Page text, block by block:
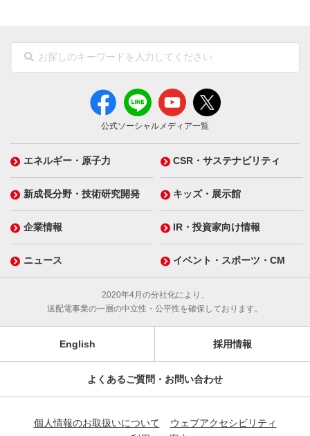
公式ソーシャルメディア一覧
エネルギー・原子力 CSR・サステナビリティ
新成長分野・技術研究開発 キッズ・展示館
企業情報 IR・投資家向け情報
ニュース イベント・スポーツ・CM
2020年4月の分社化により、
送配電事業の一層の中立性・公平性を確保しております。
English 採用情報
よくあるご質問・お問い合わせ
個人情報のお取扱いについて
ウェブアクセシビリティ